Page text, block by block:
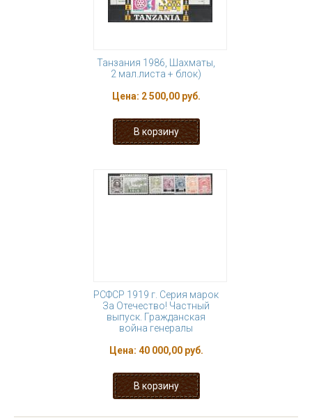
Танзания 1986, Шахматы,
2 мал.листа + блок)
Цена: 2 500,00 руб.
РСФСР 1919 г. Серия марок
За Отечество! Частный
выпуск. Гражданская
война генералы
Цена: 40 000,00 руб.